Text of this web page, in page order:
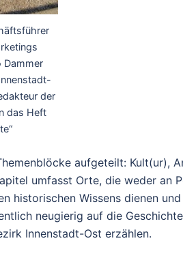
Dammer
der
das Heft
aufgeteilt: Kult(ur),
umfasst Orte, die weder an
historischen Wissens dienen
neugierig auf die
Innenstadt-Ost erzählen.